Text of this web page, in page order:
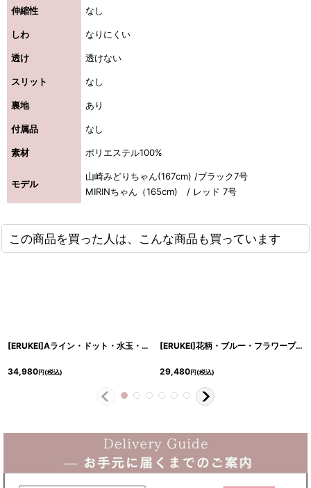
伸縮性 なし
しわ なりにくい
透け 透けない
スリット なし
裏地 あり
付属品 なし
素材 ポリエステル100%
モデル
山崎みどりちゃん(167cm) /ブラック7号
MIRINちゃん（165cm) / レッド 7号
この商品を買った人は、こんな商品も買っています
[ERUKEI]Aライン・ドット・水玉・フリル・ティアード・ブラック・長袖・ミディアムドレス・ワンピース[MIRIN着用]《送料＆代引き手数料無料》
34,980円(税込)
[ERUKEI]花柄・ブルー・フラワープリント・ティアード・フリル・プチハイネック・ミディアムドレス・Aライン・ワンピース[MIRIN着用]《送料＆代引き手数料無料》
29,480円(税込)